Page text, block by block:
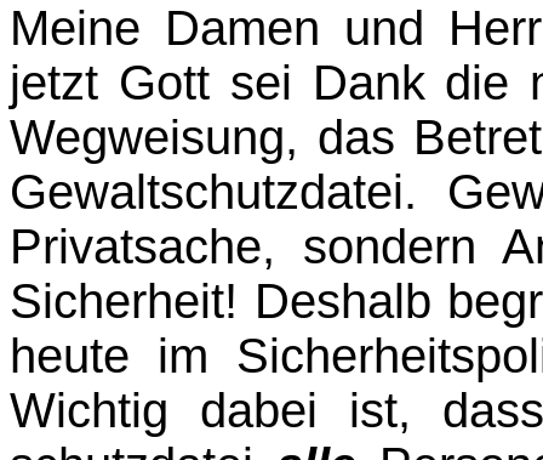
Meine Damen und
jetzt Gott sei Dank die
Wegweisung, das
Gewalt­schutzdatei.
Privatsache, sondern
Sicherheit! Deshalb
heute im
Wichtig dabei ist,